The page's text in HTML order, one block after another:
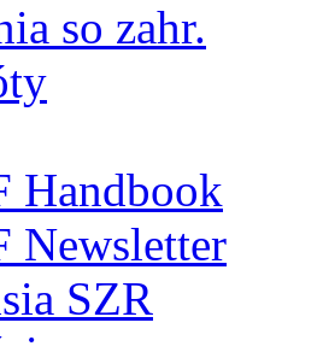
so zahr.
Handbook
Newsletter
SZR